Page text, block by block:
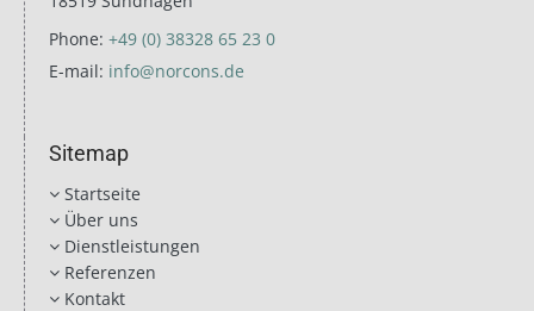
Phone: +49 (0) 38328 65 23 0
E-mail: info@norcons.de
Sitemap
 Startseite
 Über uns
 Dienstleistungen
 Referenzen
 Kontakt